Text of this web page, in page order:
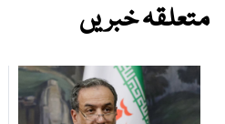
متعلقہ خبریں